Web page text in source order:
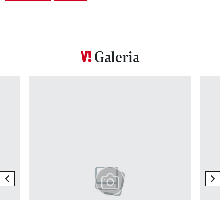
Galeria
previous element